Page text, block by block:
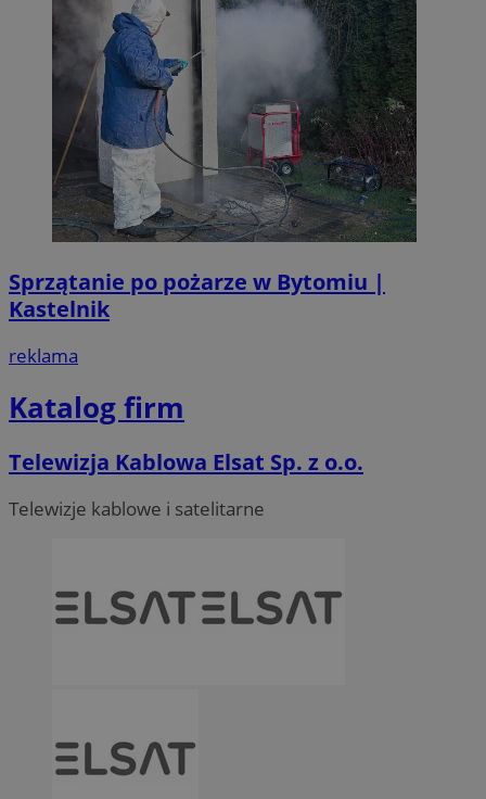
Sprzątanie po pożarze w Bytomiu |
Kastelnik
reklama
Katalog firm
Telewizja Kablowa Elsat Sp. z o.o.
Telewizje kablowe i satelitarne